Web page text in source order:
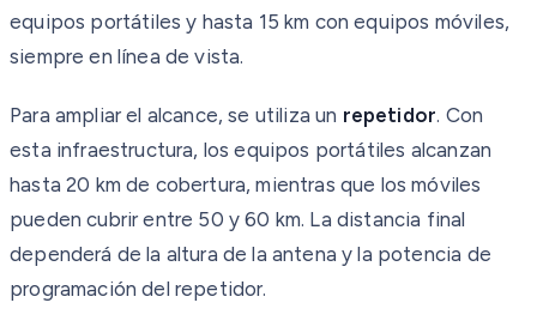
equipos portátiles y hasta 15 km con equipos móviles,
siempre en línea de vista.
Para ampliar el alcance, se utiliza un repetidor. Con
esta infraestructura, los equipos portátiles alcanzan
hasta 20 km de cobertura, mientras que los móviles
pueden cubrir entre 50 y 60 km. La distancia final
dependerá de la altura de la antena y la potencia de
programación del repetidor.